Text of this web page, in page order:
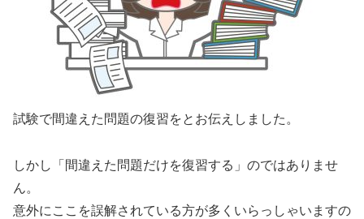
試験で間違えた問題の復習をとお伝えしました。
しかし「間違えた問題だけを復習する」のではありませ
ん。
意外にここを誤解されている方が多くいらっしゃいますの